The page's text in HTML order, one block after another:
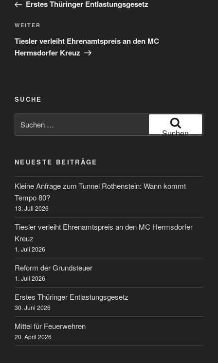
Erstes Thüringer Entlastungsgesetz
Nächster
Beitrag
WEITER
Tiesler verleiht Ehrenamtspreis an den MC
Hermsdorfer Kreuz
SUCHE
nach:
Suchen
NEUESTE BEITRÄGE
Kleine Anfrage zum Tunnel Rothenstein: Wann kommt
Tempo 80?
13. Juli 2026
Tiesler verleiht Ehrenamtspreis an den MC Hermsdorfer
Kreuz
1. Juli 2026
Reform der Grundsteuer
1. Juli 2026
Erstes Thüringer Entlastungsgesetz
30. Juni 2026
Mittel für Feuerwehren
20. April 2026